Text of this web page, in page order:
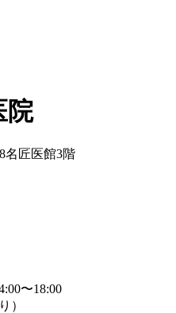
院
名匠医館3階
〜18:00
）